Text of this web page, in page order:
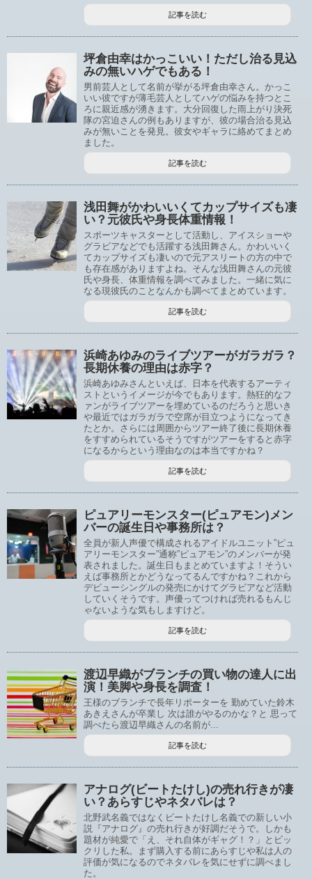
記事を読む
坪倉由幸はかっこいい！ただし治る見込
みの無いハゲでもある！
男前芸人として名前が挙がる坪倉由幸さん。かっこ
いい彼ですが薄毛芸人としてハゲの悩みを持つとこ
ろに親近感が湧きます。大分回復した雨上がり決死
隊の宮迫さんの例もありますが、彼の場合治る見込
みが無いことを発見。彼女やギャラに絡めてまとめ
ました。
記事を読む
浅田舞がかわいいくてカップサイズも凄
い？元彼氏や身長体重情報！
スポーツキャスターとして活動し、アイスショーや
グラビアなどでも活躍する浅田舞さん。かわいいく
てカップサイズも凄いので元アスリートの方の中で
も存在感がありますよね。そんな浅田舞さんの元彼
氏や身長、体重情報を調べてみました。一緒に気に
なる現彼氏のことなんかも調べてまとめています。
記事を読む
浜崎あゆみのライブツアーがガラガラ？
長期休養の理由は赤字？
浜崎あゆみさんといえば、日本を代表するアーティ
ストというイメージが今でもあります。熱狂的なフ
ァンがライブツアーを埋めているのだろうと思いき
や最近ではガラガラで空席が目立つようになってき
たとか。さらには周囲からツアー終了後に長期休養
をすすめられているそうですがツアーをすると赤字
になるからという理由なのは本当ですかね？
記事を読む
ピュアリーモンスター(ピュアモン)メン
バーの誕生日や事務所は？
全員が新人声優で構成されるアイドルユニット”ピュ
アリーモンスター”通称”ピュアモン”のメンバーが発
表されました。誕生日もまとめていますよ！そうい
えば事務所とかどうなってるんですかね？これから
デビューシングルの発売にかけてグラビアなど活動
していくそうです。声優ってつければ売れるもんじ
ゃないような気もしますけど。
記事を読む
渡辺早織がブランチの買い物の達人に出
演！美脚や身長を調査！
王様のブランチで長年リポーターを 勤めていた鈴木
あきえさんが卒業し 次は誰がやるのかな？と 思って
調べたら渡辺早織さんの名前が...
記事を読む
アナログ(ビートたけし)の売れ行きが凄
い？あらすじやネタバレは？
北野武名義ではなくビートたけし名義での新しい小
説『アナログ』の売れ行きが好調だそうで。しかも
題材が純愛で「え、それ自体がギャグ！？」とビッ
クリした私。まず購入する前にあらすじや私は人の
評価が気になるのでネタバレを気にせずに調べまし
た。